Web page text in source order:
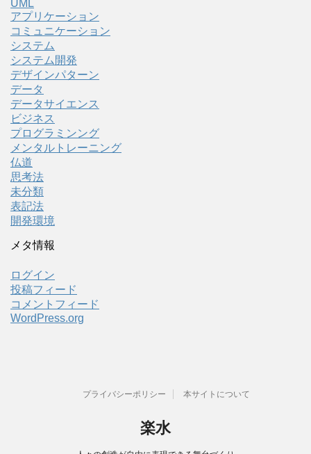
UML
アプリケーション
コミュニケーション
システム
システム開発
デザインパターン
データ
データサイエンス
ビジネス
プログラミンング
メンタルトレーニング
仏道
思考法
未分類
表記法
開発環境
メタ情報
ログイン
投稿フィード
コメントフィード
WordPress.org
プライバシーポリシー 本サイトについて
楽水